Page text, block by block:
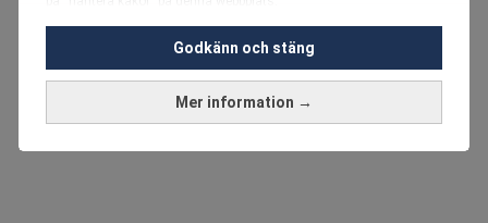
Du kan fördjupa dig ytterligare i vårcookie-policy
Vi använder kakor och personuppgifter för dessa syften:
Nödvändiga cookies och liknande tekniker, anpassning av
Mer information →
Godkänn och stäng